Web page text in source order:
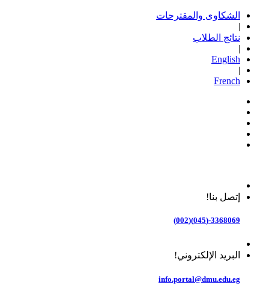
الشكاوى والمقترحات
|
نتائج الطلاب
|
English
|
French
إتصل بنا!
3368069-(045)(002)
البريد الإلكتروني!
info.portal@dmu.edu.eg